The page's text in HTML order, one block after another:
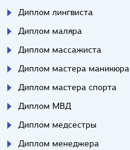
Диплом лингвиста
Диплом маляра
Диплом массажиста
Диплом мастера маникюра
Диплом мастера спорта
Диплом МВД
Диплом медсестры
Диплом менеджера